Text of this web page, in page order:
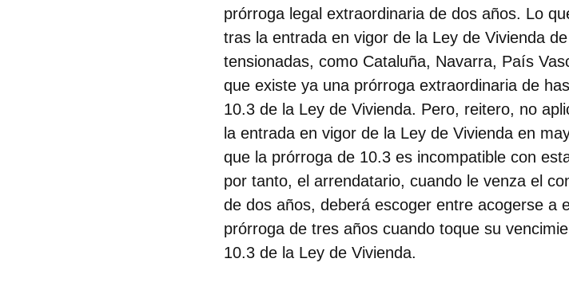
prórroga legal extraordinaria de dos años. Lo
tras la entrada en vigor de la Ley de Vivienda
tensionadas, como Cataluña, Navarra, País
que existe ya una prórroga extraordinaria de
10.3 de la Ley de Vivienda. Pero, reitero, no
la entrada en vigor de la Ley de Vivienda en
que la prórroga de 10.3 es incompatible con
por tanto, el arrendatario, cuando le venza el
de dos años, deberá escoger entre acogerse a
prórroga de tres años cuando toque su
10.3 de la Ley de Vivienda.